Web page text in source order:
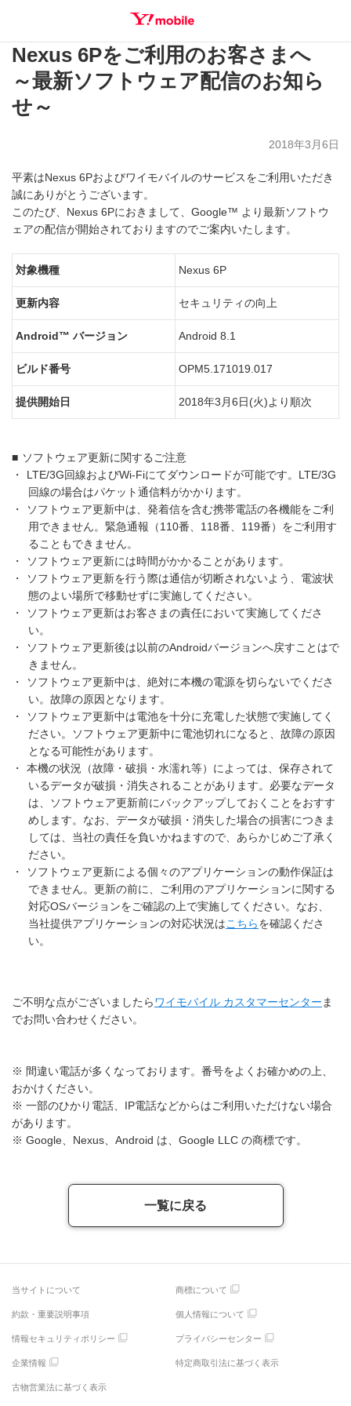
SEARCH
Nexus 6Pをご利用のお客さまへ
～最新ソフトウェア配信のお知ら
せ～
2018年3月6日
平素はNexus 6Pおよびワイモバイルのサービスをご利用いただき
誠にありがとうございます。
このたび、Nexus 6Pにおきまして、Google™ より最新ソフトウ
ェアの配信が開始されておりますのでご案内いたします。
対象機種 Nexus 6P
更新内容 セキュリティの向上
Android™ バージョン Android 8.1
ビルド番号 OPM5.171019.017
提供開始日 2018年3月6日(火)より順次
■ ソフトウェア更新に関するご注意
・
LTE/3G回線およびWi-Fiにてダウンロードが可能です。LTE/3G
回線の場合はパケット通信料がかかります。
・
ソフトウェア更新中は、発着信を含む携帯電話の各機能をご利
用できません。緊急通報（110番、118番、119番）をご利用す
ることもできません。
・
ソフトウェア更新には時間がかかることがあります。
・
ソフトウェア更新を行う際は通信が切断されないよう、電波状
態のよい場所で移動せずに実施してください。
・
ソフトウェア更新はお客さまの責任において実施してくださ
い。
・
ソフトウェア更新後は以前のAndroidバージョンへ戻すことはで
きません。
・
ソフトウェア更新中は、絶対に本機の電源を切らないでくださ
い。故障の原因となります。
・
ソフトウェア更新中は電池を十分に充電した状態で実施してく
ださい。ソフトウェア更新中に電池切れになると、故障の原因
となる可能性があります。
・
本機の状況（故障・破損・水濡れ等）によっては、保存されて
いるデータが破損・消失されることがあります。必要なデータ
は、ソフトウェア更新前にバックアップしておくことをおすす
めします。なお、データが破損・消失した場合の損害につきま
しては、当社の責任を負いかねますので、あらかじめご了承く
ださい。
・
ソフトウェア更新による個々のアプリケーションの動作保証は
できません。更新の前に、ご利用のアプリケーションに関する
対応OSバージョンをご確認の上で実施してください。なお、
当社提供アプリケーションの対応状況はこちらを確認くださ
い。
ご不明な点がございましたらワイモバイル カスタマーセンター ま
でお問い合わせください。
※ 間違い電話が多くなっております。番号をよくお確かめの上、
おかけください。
※ 一部のひかり電話、IP電話などからはご利用いただけない場合
があります。
※ Google、Nexus、Android は、Google LLC の商標です。
一覧に戻る
当サイトについて 商標について
約款・重要説明事項 個人情報について
情報セキュリティポリシー プライバシーセンター
企業情報 特定商取引法に基づく表示
古物営業法に基づく表示